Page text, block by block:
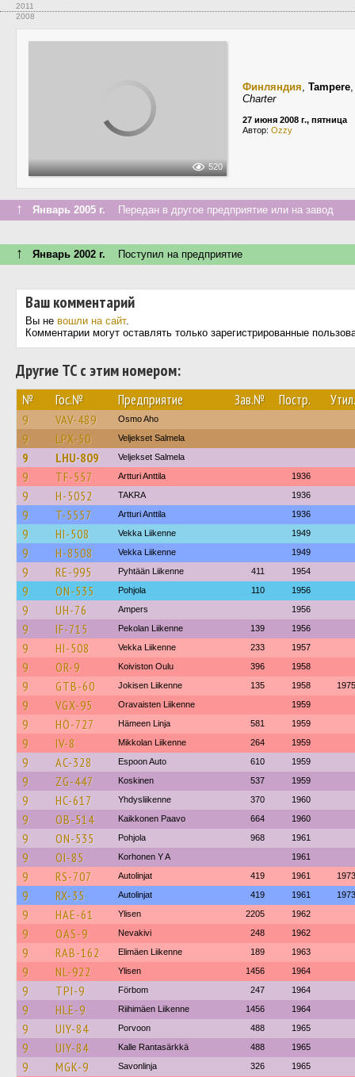
2011
2008
520
Финляндия, Tampere
Charter
27 июня 2008 г., пятница
Автор: Ozzy
↑ Январь 2005 г. Передан в другое предприятие или на завод
↑ Январь 2002 г. Поступил на предприятие
Ваш комментарий
Вы не вошли на сайт.
Комментарии могут оставлять только зарегистрированные
Другие ТС с этим номером:
№ Гос.№ Предприятие Зав.№ Постр. Утил.
9 VAV-489 Osmo Aho
9 LPX-50 Veljekset Salmela
9 LHU-809 Veljekset Salmela
9 TF-557 Artturi Anttila 1936
9 H-5052 TAKRA 1936
9 T-5557 Artturi Anttila 1936
9 HI-508 Vekka Liikenne 1949
9 H-8508 Vekka Liikenne 1949
9 RE-995 Pyhtään Liikenne 411 1954
9 ON-535 Pohjola 110 1956
9 UH-76 Ampers 1956
9 IF-715 Pekolan Liikenne 139 1956
9 HI-508 Vekka Liikenne 233 1957
9 OR-9 Koiviston Oulu 396 1958
9 GTB-60 Jokisen Liikenne 135 1958 1975
9 VGX-95 Oravaisten Liikenne 1959
9 HÖ-727 Hämeen Linja 581 1959
9 IV-8 Mikkolan Liikenne 264 1959
9 AC-328 Espoon Auto 610 1959
9 ZG-447 Koskinen 537 1959
9 HC-617 Yhdysliikenne 370 1960
9 OB-514 Kaikkonen Paavo 664 1960
9 ON-535 Pohjola 968 1961
9 OI-85 Korhonen Y A 1961
9 RS-707 Autolinjat 419 1961 1973
9 RX-35 Autolinjat 419 1961 1973
9 HAE-61 Ylisen 2205 1962
9 OAS-9 Nevakivi 248 1962
9 RAB-162 Elimäen Liikenne 189 1963
9 NL-922 Ylisen 1456 1964
9 TPI-9 Förbom 247 1964
9 HLE-9 Riihimäen Liikenne 1456 1964
9 UIY-84 Porvoon 488 1965
9 UIY-84 Kalle Rantasärkkä 488 1965
9 MGK-9 Savonlinja 326 1965